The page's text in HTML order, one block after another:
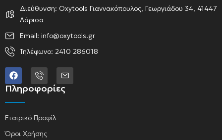
Διεύθυνση: Oxytools Γιαννακόπουλος, Γεωργιάδου 34, 41447
Λάρισα
Email: info@oxytools.gr
Τηλέφωνο: 2410 286018
Πληροφορίες
Εταιρικό Προφίλ
Όροι Χρήσης